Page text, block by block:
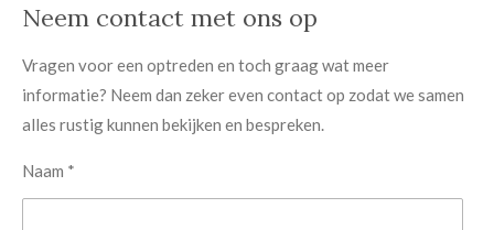
Neem contact met ons op
Vragen voor een optreden en toch graag wat meer
informatie? Neem dan zeker even contact op zodat we samen
alles rustig kunnen bekijken en bespreken.
Naam *